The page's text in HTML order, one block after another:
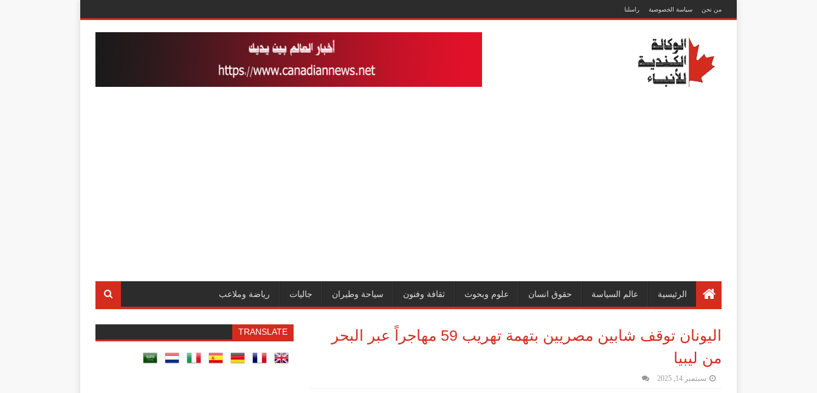
من نحن سياسة الخصوصية راسلنا
الرئيسية عالم السياسة حقوق انسان علوم وبحوث ثقافة وفنون سياحة وطيران جاليات رياضة وملاعب
اليونان توقف شابين مصريين بتهمة تهريب 59 مهاجراً عبر البحر
من ليبيا
سبتمبر 14, 2025
TRANSLATE